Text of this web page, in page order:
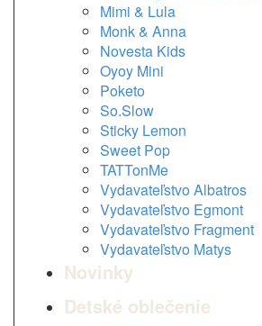
Mimi & Lula
Monk & Anna
Novesta Kids
Oyoy Mini
Poketo
So.Slow
Sticky Lemon
Sweet Pop
TATTonMe
Vydavateľstvo Albatros
Vydavateľstvo Egmont
Vydavateľstvo Fragment
Vydavateľstvo Matys
Novinky
Detské oblečenie